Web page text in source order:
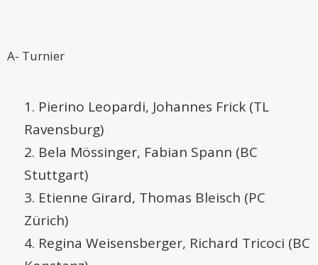
A- Turnier
Pierino Leopardi, Johannes Frick (TL
Ravensburg)
Bela Mössinger, Fabian Spann (BC
Stuttgart)
Etienne Girard, Thomas Bleisch (PC
Zürich)
Regina Weisensberger, Richard Tricoci (BC